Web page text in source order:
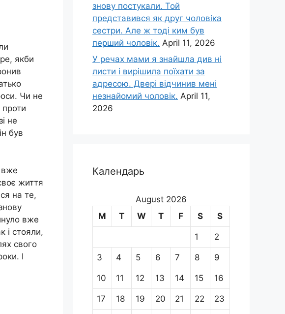
якби
Чи не
проти
не
був
вже
життя
на те,
вже
і стояли,
свого
І
знову постукали. Той
представився як друг чоловіка
сестри. Але ж тоді ким був
перший чоловік. April 11, 2026
У речах мами я знайшла див ні
листи і вирішила поїхати за
адресою. Двері відчинив мені
незнайомий чоловік. April 11,
2026
Календарь
August 2026
M
T W T F S S
1 2
3 4 5 6 7 8 9
10 11 12 13 14 15 16
17 18 19 20 21 22 23